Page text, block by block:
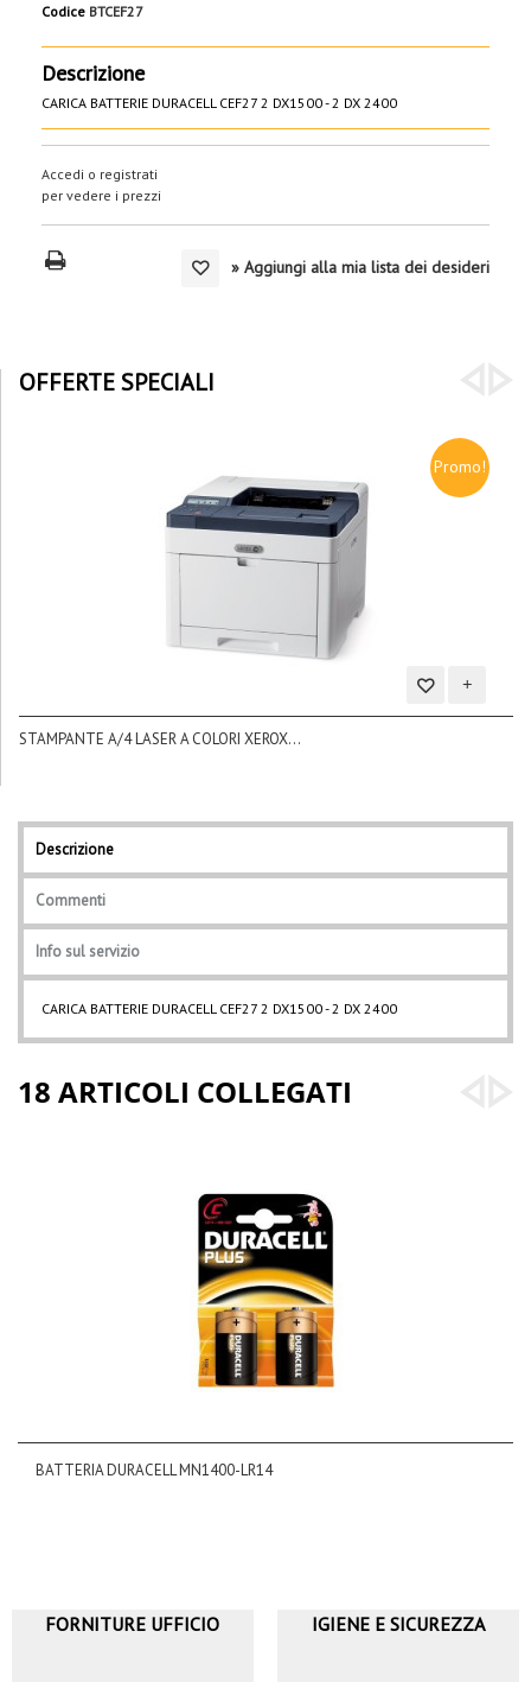
Codice BTCEF27
Descrizione
CARICA BATTERIE DURACELL CEF27 2 DX1500 - 2 DX 2400
Accedi o registrati
per vedere i prezzi
» Aggiungi alla mia lista dei desideri
OFFERTE SPECIALI
Promo!
Aggiungi
STAMPANTE A/4 LASER A COLORI XEROX...
Descrizione
Commenti
Info sul servizio
CARICA BATTERIE DURACELL CEF27 2 DX1500 - 2 DX 2400
18 ARTICOLI COLLEGATI
BATTERIA DURACELL MN1400-LR14
FORNITURE UFFICIO IGIENE E SICUREZZA